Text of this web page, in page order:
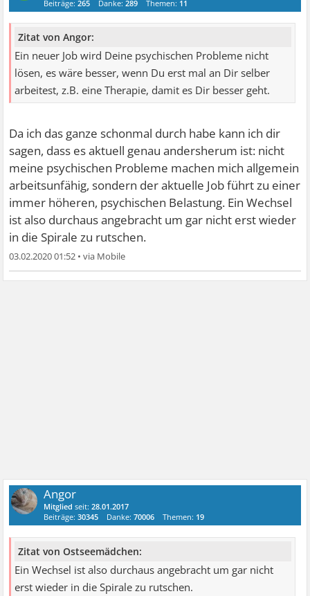
Beiträge:265 Danke:289 Themen: 11
Zitat von Angor:
Ein neuer Job wird Deine psychischen Probleme nicht
lösen, es wäre besser, wenn Du erst mal an Dir selber
arbeitest, z.B. eine Therapie, damit es Dir besser geht.
Da ich das ganze schonmal durch habe kann ich dir
sagen, dass es aktuell genau andersherum ist: nicht
meine psychischen Probleme machen mich allgemein
arbeitsunfähig, sondern der aktuelle Job führt zu einer
immer höheren, psychischen Belastung. Ein Wechsel
ist also durchaus angebracht um gar nicht erst wieder
in die Spirale zu rutschen.
03.02.2020 01:52 •
Angor
Mitglied seit:28.01.2017
Beiträge:30345 Danke:70006 Themen: 19
Zitat von Ostseemädchen:
Ein Wechsel ist also durchaus angebracht um gar nicht
erst wieder in die Spirale zu rutschen.